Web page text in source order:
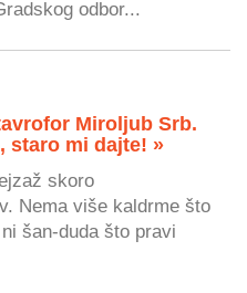
odbor...
Miroljub Srb.
staro mi dajte! »
skoro
Nema više kaldrme što
šan-duda što pravi